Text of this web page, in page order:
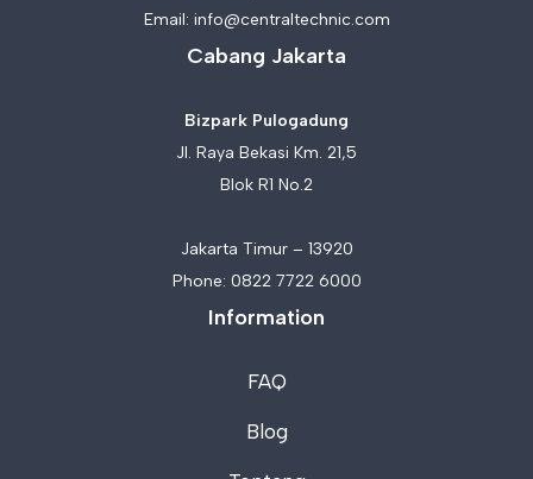
Email: info@centraltechnic.com
Cabang Jakarta
Bizpark Pulogadung
Jl. Raya Bekasi Km. 21,5
Blok R1 No.2
Jakarta Timur – 13920
Phone: 0822 7722 6000
Information
FAQ
Blog